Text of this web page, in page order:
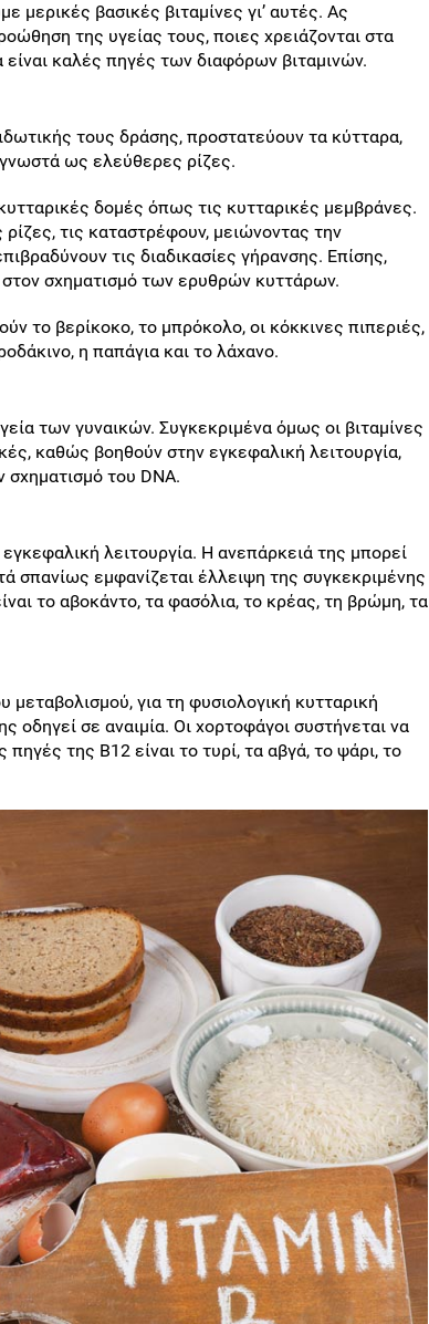
μερικές βασικές βιταμίνες γι’ αυτές. Ας
της υγείας τους, ποιες χρειάζονται στα
καλές πηγές των διαφόρων βιταμινών.
τους δράσης, προστατεύουν τα κύτταρα,
ως ελεύθερες ρίζες.
δομές όπως τις κυτταρικές μεμβράνες.
τις καταστρέφουν, μειώνοντας την
τις διαδικασίες γήρανσης. Επίσης,
σχηματισμό των ερυθρών κυττάρων.
το βερίκοκο, το μπρόκολο, οι κόκκινες πιπεριές,
η παπάγια και το λάχανο.
των γυναικών. Συγκεκριμένα όμως οι βιταμίνες
καθώς βοηθούν στην εγκεφαλική λειτουργία,
του DNA.
εγκεφαλική λειτουργία. Η ανεπάρκειά της μπορεί
σπανίως εμφανίζεται έλλειψη της συγκεκριμένης
το αβοκάντο, τα φασόλια, το κρέας, τη βρώμη, τα
μεταβολισμού, για τη φυσιολογική κυτταρική
οδηγεί σε αναιμία. Οι χορτοφάγοι συστήνεται να
της Β12 είναι το τυρί, τα αβγά, το ψάρι, το